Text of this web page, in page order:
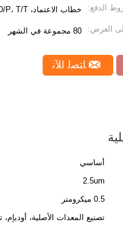
الدفع: خطاب الاعتماد، D/A، D/P، T/T، ويسترن يونيون، موني جرام
العرض: 80 مجموعة في الشهر
ﺎﺘﺼﻟ ﺍﻶﻧ
أساسي
2.5um
0.5 ميكرومتر
تصنيع المعدات الأصلية،